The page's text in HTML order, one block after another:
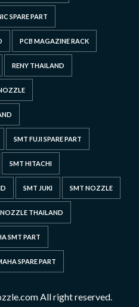
SPARE PART
PCB MAGAZINE RACK
RENY THAILAND
SMT FUJI SPARE PART
SMT HITACHI
SMT JUKI SMT NOZZLE
NOZZLE THAILAND
SMT PART
SPARE PART
All right reserved.